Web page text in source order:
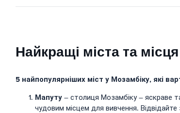
Найкращі міста та
5 найпопулярніших міст у Мозамбіку, які
Мапуту – столиця Мозамбіку – яскраве
чудовим місцем для вивчення.